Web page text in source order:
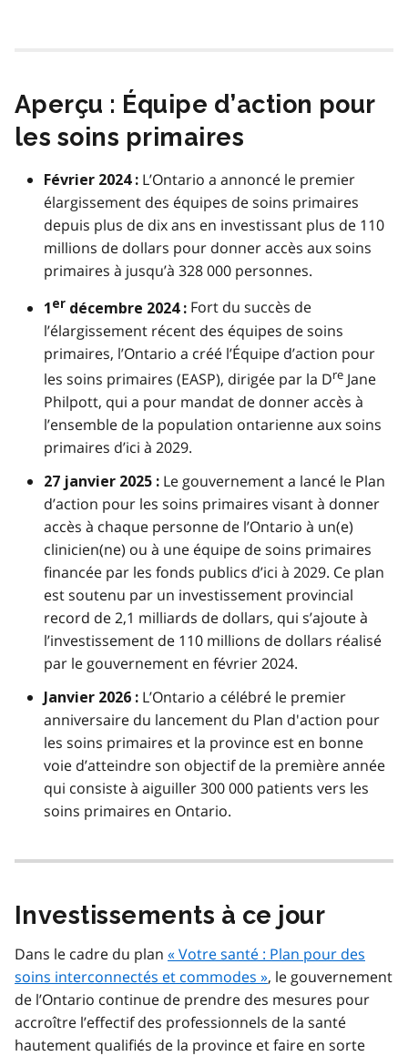
Aperçu : Équipe d’action pour
les soins primaires
Février 2024 : L’Ontario a annoncé le premier
élargissement des équipes de soins primaires
depuis plus de dix ans en investissant plus de 110
millions de dollars pour donner accès aux soins
primaires à jusqu’à 328 000 personnes.
1 er décembre 2024 : Fort du succès de
l’élargissement récent des équipes de soins
primaires, l’Ontario a créé l’Équipe d’action pour
les soins primaires (EASP), dirigée par la Dre Jane
Philpott, qui a pour mandat de donner accès à
l’ensemble de la population ontarienne aux soins
primaires d’ici à 2029.
27 janvier 2025 : Le gouvernement a lancé le Plan
d’action pour les soins primaires visant à donner
accès à chaque personne de l’Ontario à un(e)
clinicien(ne) ou à une équipe de soins primaires
financée par les fonds publics d’ici à 2029. Ce plan
est soutenu par un investissement provincial
record de 2,1 milliards de dollars, qui s’ajoute à
l’investissement de 110 millions de dollars réalisé
par le gouvernement en février 2024.
Janvier 2026 : L’Ontario a célébré le premier
anniversaire du lancement du Plan d'action pour
les soins primaires et la province est en bonne
voie d’atteindre son objectif de la première année
qui consiste à aiguiller 300 000 patients vers les
soins primaires en Ontario.
Investissements à ce jour
Dans le cadre du plan « Votre santé : Plan pour des
soins interconnectés et commodes », le gouvernement
de l’Ontario continue de prendre des mesures pour
accroître l’effectif des professionnels de la santé
hautement qualifiés de la province et faire en sorte